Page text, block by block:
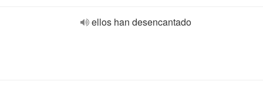
ellos han desencantado